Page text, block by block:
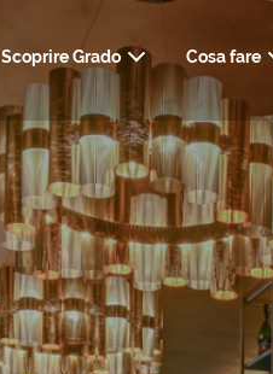
Scoprire Grado
COME ARRIVARE
Cosa fare
ARTE, STORIA E